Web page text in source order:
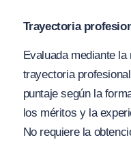
Trayectoria
Evaluada mediante
trayectoria
puntaje según la
los méritos y la
No requiere la